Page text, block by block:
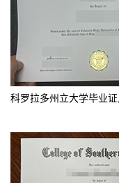
科罗拉多州立大学毕业